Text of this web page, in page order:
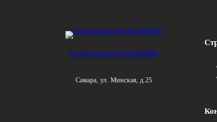
Салон красоты СанШайн
Самара, ул. Минская, д.25